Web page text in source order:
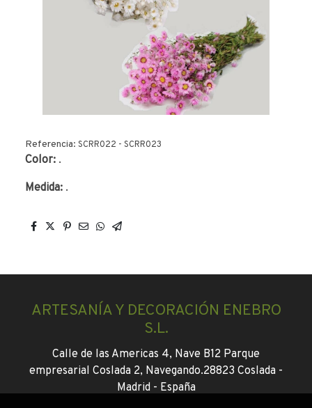
Referencia: SCRR022 - SCRR023
Color: .
Medida: .
ARTESANÍA Y DECORACIÓN ENEBRO
S.L.
Calle de las Americas 4, Nave B12 Parque
empresarial Coslada 2, Navegando.28823 Coslada -
Madrid - España